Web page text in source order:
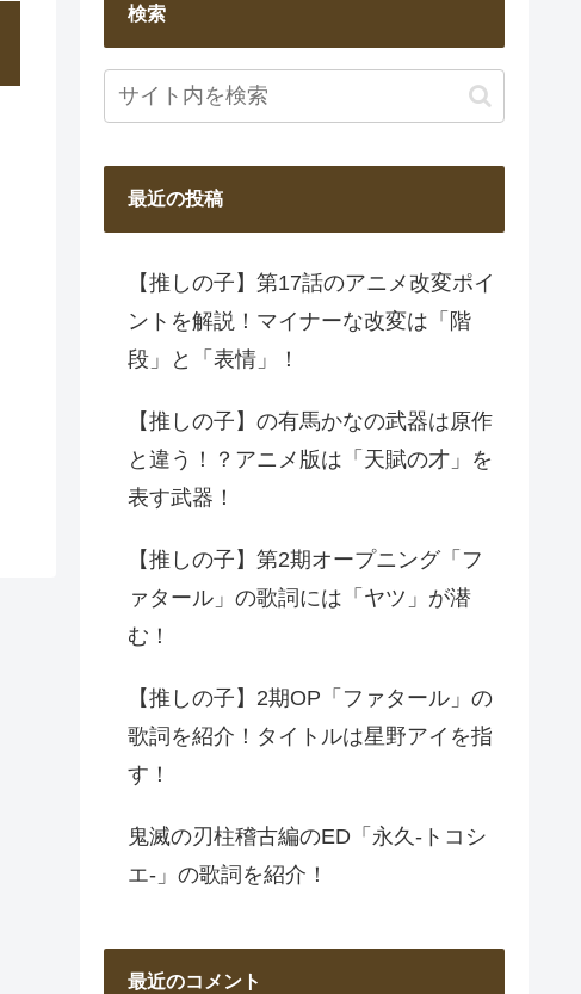
検索
最近の投稿
【推しの子】第17話のアニメ改変ポイ
ントを解説！マイナーな改変は「階
段」と「表情」！
【推しの子】の有馬かなの武器は原作
と違う！？アニメ版は「天賦の才」を
表す武器！
【推しの子】第2期オープニング「フ
ァタール」の歌詞には「ヤツ」が潜
む！
【推しの子】2期OP「ファタール」の
歌詞を紹介！タイトルは星野アイを指
す！
鬼滅の刃柱稽古編のED「永久-トコシ
エ-」の歌詞を紹介！
最近のコメント